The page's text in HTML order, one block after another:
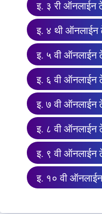
इ. ३ री ऑनलाईन
इ. ४ थी ऑनलाईन
इ. ५ वी ऑनलाईन
इ. ६ वी ऑनलाईन
इ. ७ वी ऑनलाईन
इ. ८ वी ऑनलाईन
इ. ९ वी ऑनलाईन
इ. १० वी